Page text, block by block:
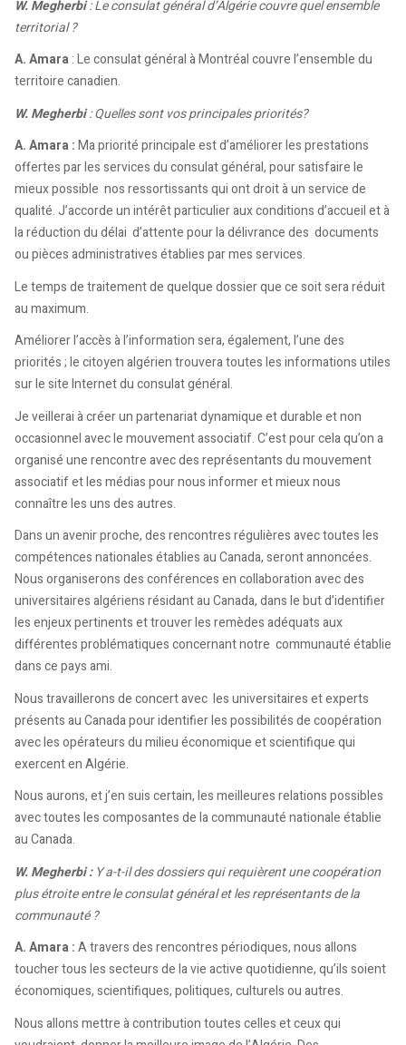
W. Megherbi: Le consulat général d’Algérie couvre quel ensemble
territorial ?
A. Amara : Le consulat général à Montréal couvre l’ensemble du
territoire canadien.
W. Megherbi: Quelles sont vos principales priorités?
A. Amara :Ma priorité principale est d’améliorer les prestations
offertes par les services du consulat général, pour satisfaire le
mieux possible nos ressortissants qui ont droit à un service de
qualité. J’accorde un intérêt particulier aux conditions d’accueil et à
la réduction du délai d’attente pour la délivrance des documents
ou pièces administratives établies par mes services.
Le temps de traitement de quelque dossier que ce soit sera réduit
au maximum.
Améliorer l’accès à l’information sera, également, l’une des
priorités ; le citoyen algérien trouvera toutes les informations utiles
sur le site Internet du consulat général.
Je veillerai à créer un partenariat dynamique et durable et non
occasionnel avec le mouvement associatif. C’est pour cela qu’on a
organisé une rencontre avec des représentants du mouvement
associatif et les médias pour nous informer et mieux nous
connaître les uns des autres.
Dans un avenir proche, des rencontres régulières avec toutes les
compétences nationales établies au Canada, seront annoncées.
Nous organiserons des conférences en collaboration avec des
universitaires algériens résidant au Canada, dans le but d’identifier
les enjeux pertinents et trouver les remèdes adéquats aux
différentes problématiques concernant notre communauté établie
dans ce pays ami.
Nous travaillerons de concert avec les universitaires et experts
présents au Canada pour identifier les possibilités de coopération
avec les opérateurs du milieu économique et scientifique qui
exercent en Algérie.
Nous aurons, et j’en suis certain, les meilleures relations possibles
avec toutes les composantes de la communauté nationale établie
au Canada.
W. Megherbi :Y a-t-il des dossiers qui requièrent une coopération
plus étroite entre le consulat général et les représentants de la
communauté ?
A. Amara :A travers des rencontres périodiques, nous allons
toucher tous les secteurs de la vie active quotidienne, qu’ils soient
économiques, scientifiques, politiques, culturels ou autres.
Nous allons mettre à contribution toutes celles et ceux qui